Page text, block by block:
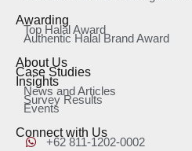
Awarding
Top Halal Award
Authentic Halal Brand Award
About Us
Case Studies
Insights
News and Articles
Survey Results
Events
Connect with Us
+62 811-1202-0002